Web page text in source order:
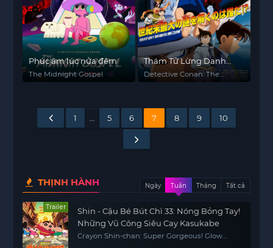
Phúc âm lúc nửa đêm
The Midnight Gospel
Thám Tử Lừng Danh
Conan 1: Kẻ Đánh Bom
Cao Ốc
Detective Conan: The
1 5 6 7 8 9 10
THỊNH HÀNH Ngày Tuần Tháng Tất cả
Trailer
Shin - Cậu Bé Bút Chì 33: Nóng Bỏng Tay!
Những Vũ Công Siêu Cay Kasukabe
Crayon Shin-chan: Super Gorgeous! Glow